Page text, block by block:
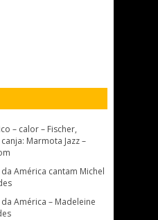
– calor – Fischer,
Marmota Jazz –
América cantam Michel
América – Madeleine